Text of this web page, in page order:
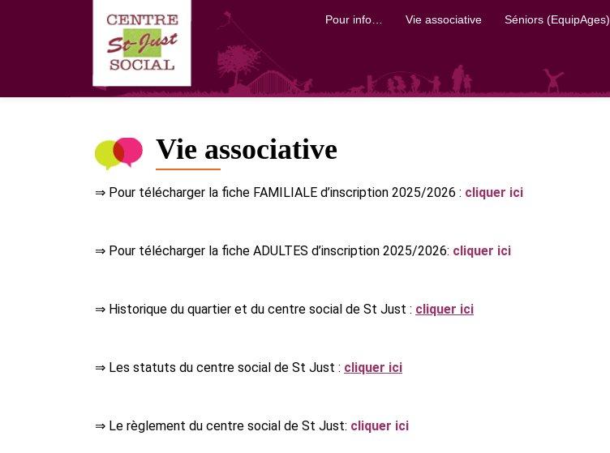
Pour info… Vie associative Séniors (EquipAges)
Vie associative
⇒ Pour télécharger la fiche FAMILIALE d’inscription 2025/2026 : cliquer ici
⇒ Pour télécharger la fiche ADULTES d’inscription 2025/2026: cliquer ici
⇒ Historique du quartier et du centre social de St Just : cliquer ici
⇒ Les statuts du centre social de St Just : cliquer ici
⇒ Le règlement du centre social de St Just: cliquer ici